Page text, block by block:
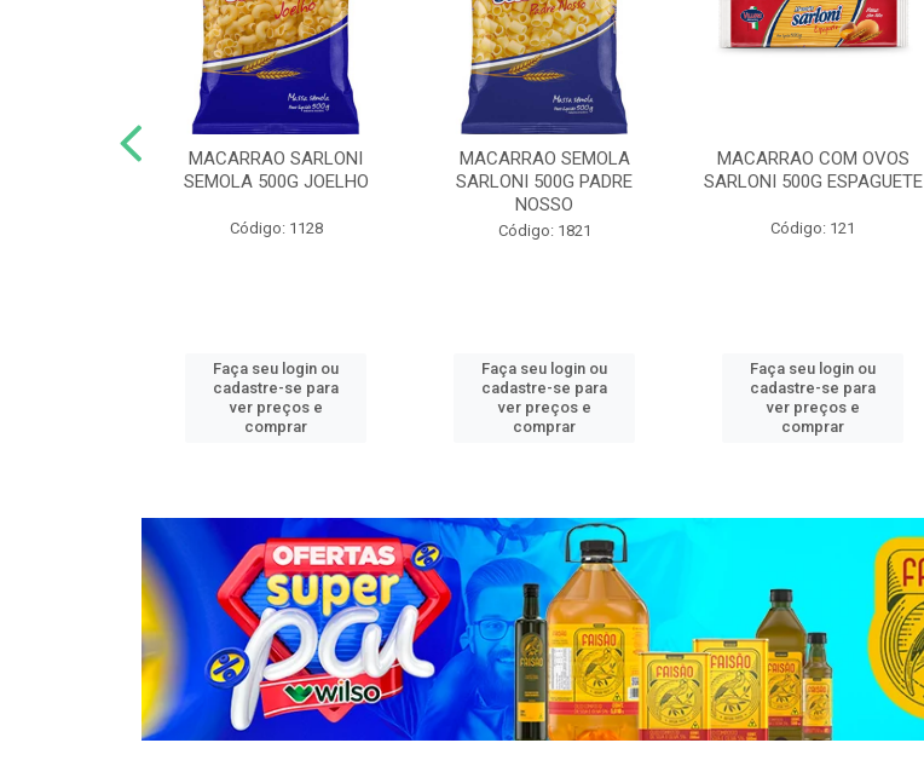
MACARRAO SARLONI
SEMOLA 500G JOELHO
Código: 1128
Faça seu login ou
cadastre-se para
ver preços e
comprar
MACARRAO SEMOLA
SARLONI 500G PADRE
NOSSO
Código: 1821
Faça seu login ou
cadastre-se para
ver preços e
comprar
MACARRAO COM OVOS
SARLONI 500G ESPAGUETE
Código: 121
Faça seu login ou
cadastre-se para
ver preços e
comprar